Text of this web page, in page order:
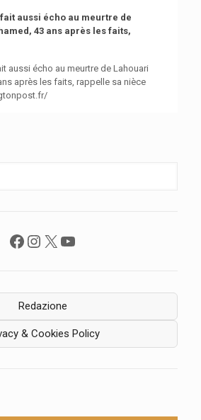
aussi écho au meurtre de
43 ans après les faits,
aussi écho au meurtre de Lahouari
après les faits, rappelle sa nièce
Facebook
Instagram
X YouTube
Redazione
& Cookies Policy